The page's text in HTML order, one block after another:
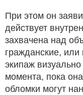
При этом он
действует
захвачена над
гражданские,
экипаж
момента, пока
обломки могут